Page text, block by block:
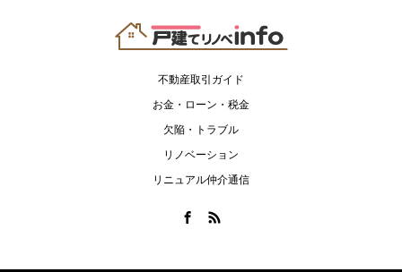
不動産取引ガイド
お金・ローン・税金
欠陥・トラブル
リノベーション
リニュアル仲介通信